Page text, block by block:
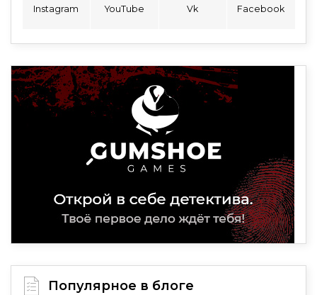
Instagram YouTube Vk Facebook
Популярное в блоге